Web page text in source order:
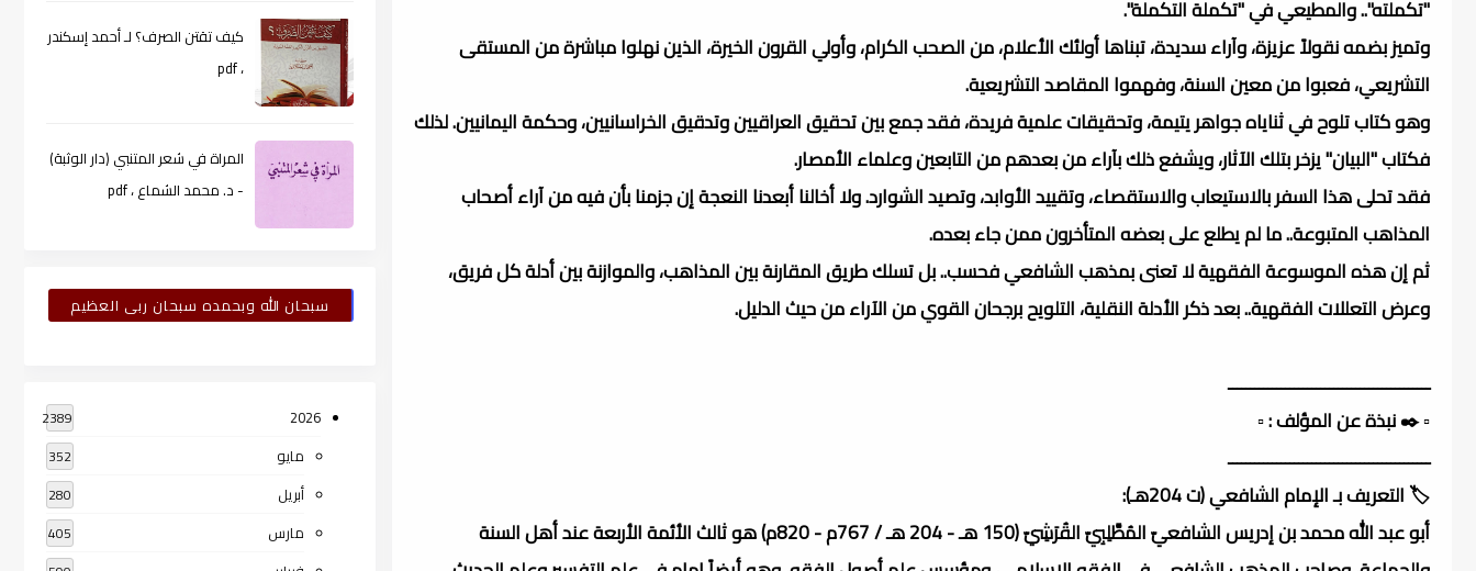
"تكملته".. والمطيعي في "تكملة التكملة".
وتميز بضمه نقولاً عزيزة، وآراء سديدة، تبناها أولئك الأعلام، من الصحب الكرام، وأولي القرون الخيرة، الذين نهلوا مباشرة من المستقى
التشريعي، فعبوا من معين السنة، وفهموا المقاصد التشريعية.
وهو كتاب تلوح في ثناياه جواهر يتيمة، وتحقيقات علمية فريدة، فقد جمع بين تحقيق العراقيين وتدقيق الخراسانيين، وحكمة اليمانيين. لذلك
فكتاب "البيان" يزخر بتلك الآثار، ويشفع ذلك بآراء من بعدهم من التابعين وعلماء الأمصار.
فقد تحلى هذا السفر بالاستيعاب والاستقصاء، وتقييد الأوابد، وتصيد الشوارد. ولا أخالنا أبعدنا النعجة إن جزمنا بأن فيه من آراء أصحاب
المذاهب المتبوعة.. ما لم يطلع على بعضه المتأخرون ممن جاء بعده.
ثم إن هذه الموسوعة الفقهية لا تعنى بمذهب الشافعي فحسب.. بل تسلك طريق المقارنة بين المذاهب، والموازنة بين أدلة كل فريق،
وعرض التعللات الفقهية.. بعد ذكر الأدلة النقلية، التلويح برجحان القوي من الآراء من حيث الدليل.
ــــــــــــــــــــــــــــــــــــــــــــــ
▫️ ✒️ نبذة عن المؤلف : ▫️
ــــــــــــــــــــــــــــــــــــــــــــــ
🏷️ التعريف بـ الإمام الشافعي (ت 204هـ):
أبو عبد الله محمد بن إدريس الشافعيّ المُطَّلِبِيّ القُرَشِيّ (150 هـ - 204 هـ / 767م - 820م) هو ثالث الأئمة الأربعة عند أهل السنة
كيف تقتن الصرف؟ لـ أحمد إسكندر
، pdf
المراة في شعر المتنبي (دار الوثبة)
- د. محمد الشماع ، pdf
سبحان الله وبحمده سبحان ربى العظيم
2026
2389
مايو 352
أبريل 280
مارس 405